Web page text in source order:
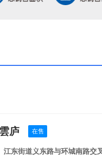
庐 在售
江东街道义东路与环城南路交